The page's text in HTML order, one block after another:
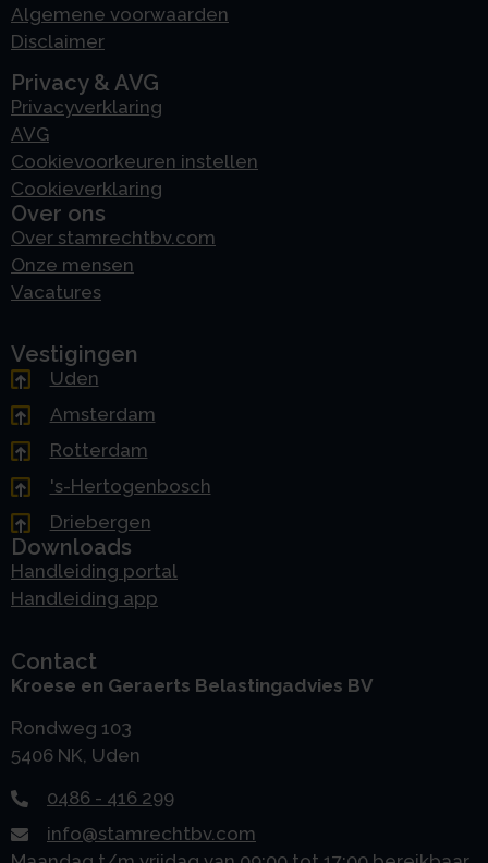
Algemene voorwaarden
Disclaimer
Privacy & AVG
Privacyverklaring
AVG
Cookievoorkeuren instellen
Cookieverklaring
Over ons
Over stamrechtbv.com
Onze mensen
Vacatures
Vestigingen
Uden
Amsterdam
Rotterdam
's-Hertogenbosch
Driebergen
Downloads
Handleiding portal
Handleiding app
Contact
Kroese en Geraerts Belastingadvies BV
Rondweg 103
5406 NK, Uden
0486 - 416 299
info@stamrechtbv.com